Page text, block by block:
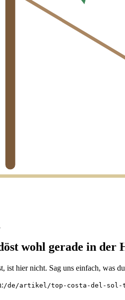
wohl gerade in
ist hier nicht. Sag uns einfach, was
/de/artikel/top-costa-del-sol-